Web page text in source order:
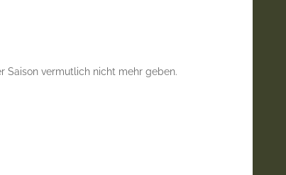
Saison vermutlich nicht mehr geben.